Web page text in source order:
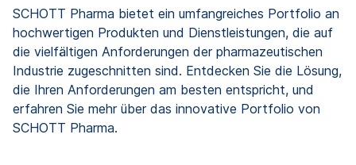
SCHOTT Pharma bietet ein umfangreiches Portfolio an
hochwertigen Produkten und Dienstleistungen, die auf
die vielfältigen Anforderungen der pharmazeutischen
Industrie zugeschnitten sind. Entdecken Sie die Lösung,
die Ihren Anforderungen am besten entspricht, und
erfahren Sie mehr über das innovative Portfolio von
SCHOTT Pharma.